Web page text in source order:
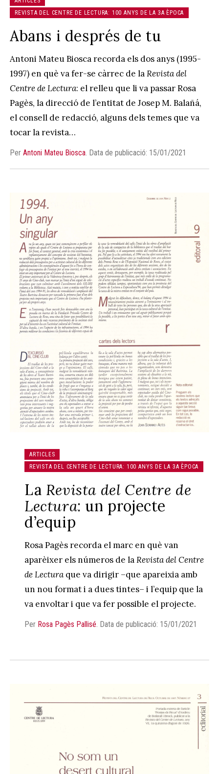
REVISTA DEL CENTRE DE LECTURA: 100 ANYS DE LA 3A ÈPOCA
Abans i després de tu
Antoni Mateu Biosca recorda els dos anys (1995-
1997) en què va fer-se càrrec de laRevista del
Centre de Lectura: el relleu que li va passar Rosa
Pagès, la direcció de l’entitat de Josep M. Balañá,
el consell de redacció, alguns dels temes que va
tocar la revista…
Per Antoni Mateu Biosca. Data de publicació: 15/01/2021
ARTICLES
REVISTA DEL CENTRE DE LECTURA: 100 ANYS DE LA 3A ÈPOCA
La Revista del Centre de
Lectura: un projecte
d’equip
Rosa Pagès recorda el marc en què van
aparèixer els números de laRevista del Centre
de Lectura que va dirigir –que apareixia amb
un nou format i a dues tintes– i l’equip que la
va envoltar i que va fer possible el projecte.
Per Rosa Pagès Pallisé Data de publicació: 15/01/2021